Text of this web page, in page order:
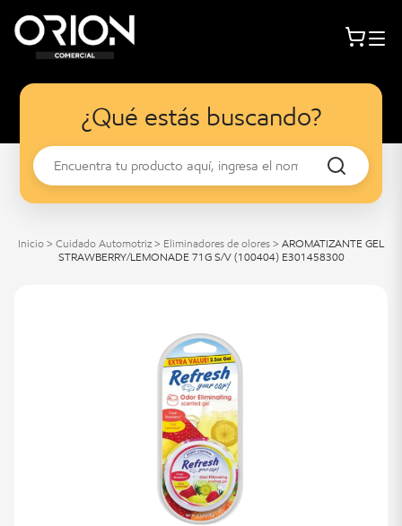
¿Qué estás buscando?
Inicio > Cuidado Automotriz > Eliminadores de olores > AROMATIZANTE GEL
STRAWBERRY/LEMONADE 71G S/V (100404) E301458300